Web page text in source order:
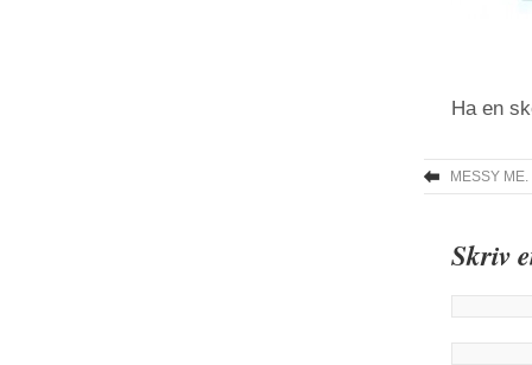
Ha en
MESSY ME.
Skriv